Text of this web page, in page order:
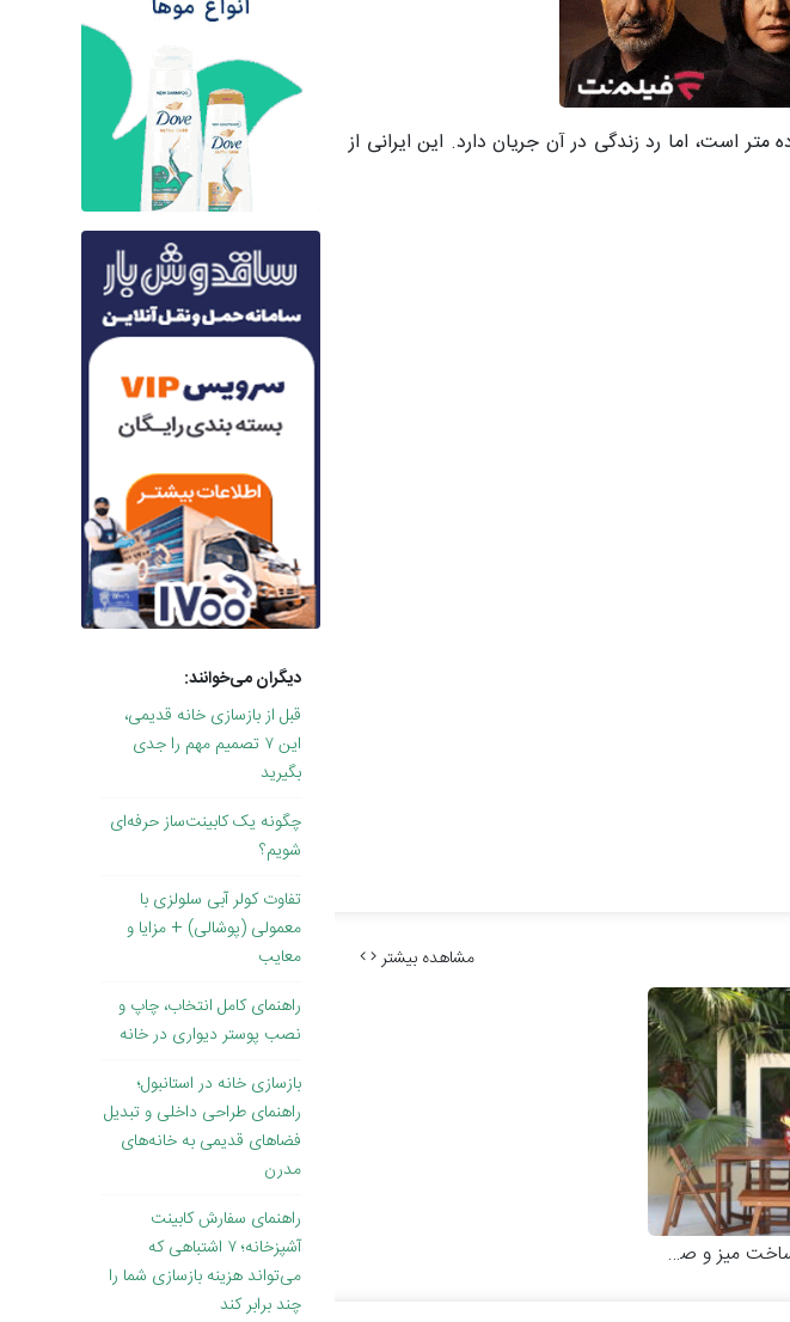
است، اما رد زندگی در آن جریان دارد. این ایرانی از
مشاهده بیشتر
و صندلی چوبی
دیگران می‌خوانند:
قبل از بازسازی خانه قدیمی،
این ۷ تصمیم مهم را جدی
بگیرید
چگونه یک کابینت‌ساز حرفه‌ای
شویم؟
تفاوت کولر آبی سلولزی با
معمولی (پوشالی) + مزایا و
معایب
راهنمای کامل انتخاب، چاپ و
نصب پوستر دیواری در خانه
بازسازی خانه در استانبول؛
راهنمای طراحی داخلی و تبدیل
فضاهای قدیمی به خانه‌های
مدرن
راهنمای سفارش کابینت
آشپزخانه؛ ۷ اشتباهی که
می‌تواند هزینه بازسازی شما را
چند برابر کند